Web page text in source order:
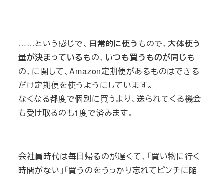
……という感じで、 日常的に使うもので、大体使う
量が決まっているもの、 いつも買うものが同じも
の、に関して、Amazon定期便があるものはできる
だけ定期便を使うようにしています。
なくなる都度で個別に買うより、送られてくる機会
も受け取るのも1度で済みます。
会社員時代は毎日帰るのが遅くて、「買い物に行く
時間がない」「買うのをうっかり忘れてピンチに陥